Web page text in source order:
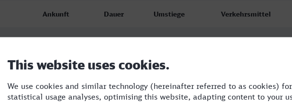
Ankunft Dauer Umstiege Verkehrsmittel
08:41